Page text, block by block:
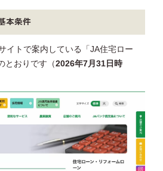
本条件
イトで案内している「JA住宅ロー
とおりです（2026年7月31日時